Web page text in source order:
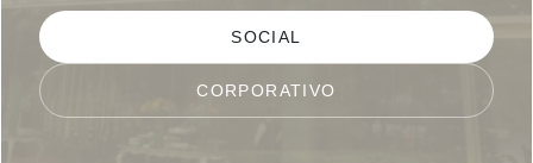
SOCIAL
CORPORATIVO